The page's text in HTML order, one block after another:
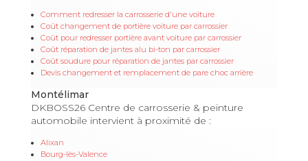
Comment redresser la carrosserie d'une voiture
Coût changement de portière voiture par carrossier
Coût pour redresser portière avant voiture par carrossier
Coût réparation de jantes alu bi-ton par carrossier
Coût soudure pour réparation de jantes par carrossier
Devis changement et remplacement de pare choc arrière
Montélimar
DKBOSS26 Centre de carrosserie & peinture
automobile intervient à proximité de :
Alixan
Bourg-lès-Valence